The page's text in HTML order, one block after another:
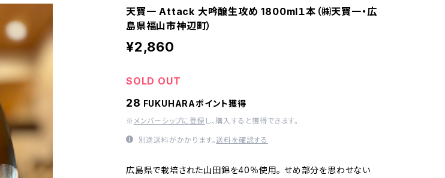
天寶一 Attack 大吟醸生攻め 1800ml１本（㈱天寶一・広
島県福山市神辺町）
¥2,860
SOLD OUT
28 FUKUHARAポイント獲得
※ メンバーシップに登録 し、購入すると獲得できます。
別途送料がかかります。送料を確認する
広島県で栽培された山田錦を40％使用。 せめ部分を思わせない